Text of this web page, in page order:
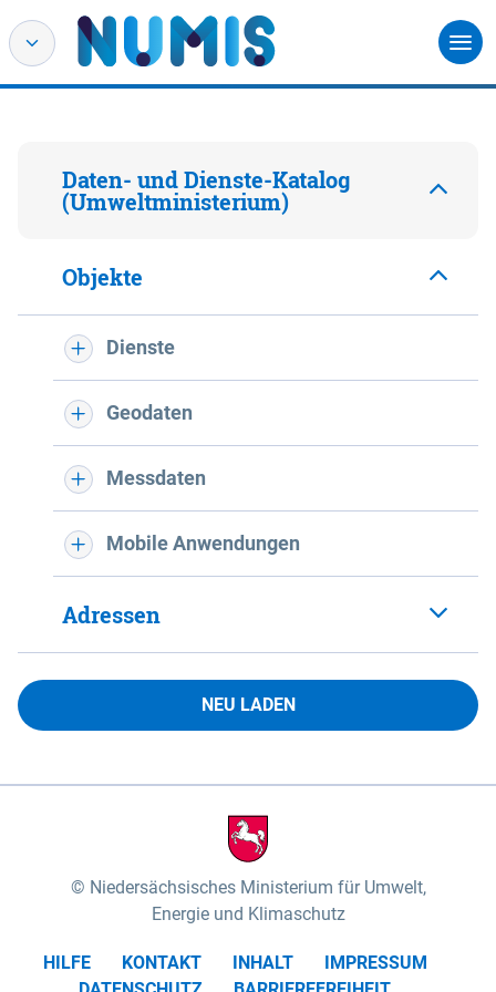
Daten- und Dienste-Katalog
(Umweltministerium)
Objekte
Dienste
Geodaten
Messdaten
Mobile Anwendungen
Adressen
NEU LADEN
Niedersächsisches Ministerium für Umwelt,
Energie und Klimaschutz
HILFE KONTAKT INHALT
IMPRESSUM